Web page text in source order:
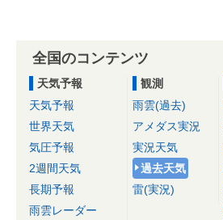
全国のコンテンツ
天気予報
天気予報
世界天気
気圧予報
2週間天気
長期予報
雨雲レーダー
観測
雨雲(過去)
アメダス実況
実況天気
過去天気
雷(実況)